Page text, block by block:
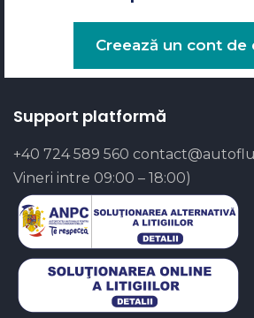
Creează un cont de
Support platformă
+40 724 589 560
Vineri intre 09:00 – 18:00)